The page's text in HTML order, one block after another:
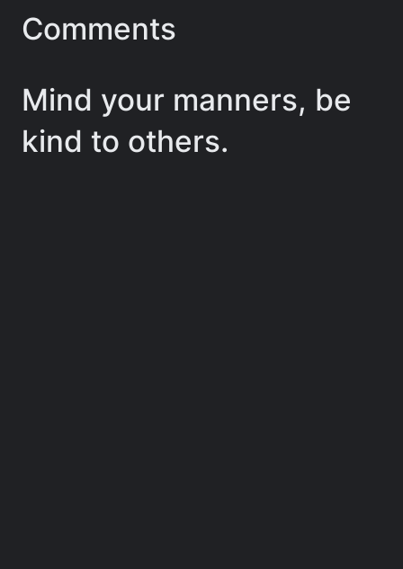
Comments
Mind your manners, be
kind to others.